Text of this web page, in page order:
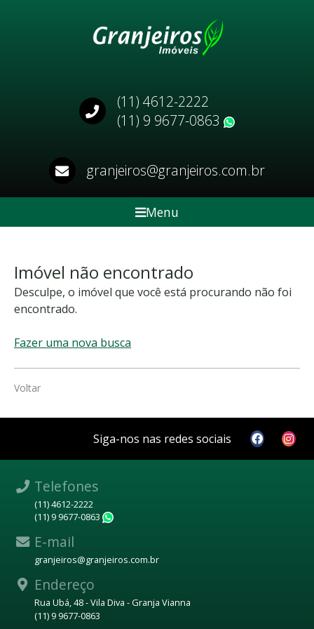
(11) 4612-2222
(11) 9 9677-0863
granjeiros@granjeiros.com.br
Menu
Imóvel não encontrado
Desculpe, o imóvel que você está procurando não foi
encontrado.
Fazer uma nova busca
Voltar
Siga-nos nas redes sociais
Telefones
(11) 4612-2222
(11) 9 9677-0863
E-mail
granjeiros@granjeiros.com.br
Endereço
Rua Ubá, 48 - Vila Diva - Granja Vianna
(11) 9 9677-0863